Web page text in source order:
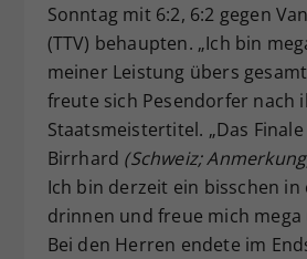
Sonntag mit 6:2, 6:2 gegen
(TTV) behaupten. „Ich bin
meiner Leistung übers
freute sich Pesendorfer nach
Staatsmeistertitel. „Das
Birrhard (Schweiz;
Ich bin derzeit ein bisschen in
drinnen und freue mich mega
Bei den Herren endete im